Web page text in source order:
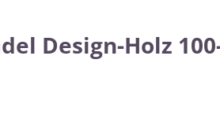
Design-Holz